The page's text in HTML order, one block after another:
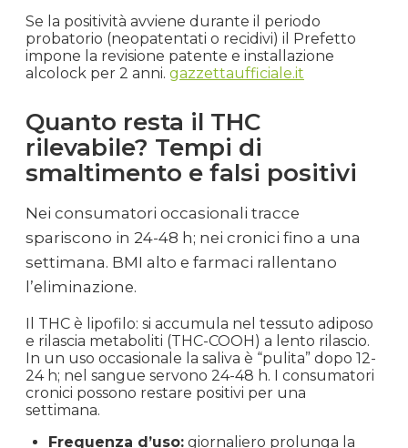
Se la positività avviene durante il periodo
probatorio (neopatentati o recidivi) il Prefetto
impone la revisione patente e installazione
alcolock per 2 anni. gazzettaufficiale.it
Quanto resta il THC
rilevabile? Tempi di
smaltimento e falsi positivi
Nei consumatori occasionali tracce
spariscono in 24-48 h; nei cronici fino a una
settimana. BMI alto e farmaci rallentano
l’eliminazione.
Il THC è lipofilo: si accumula nel tessuto adiposo
e rilascia metaboliti (THC-COOH) a lento rilascio.
In un uso occasionale la saliva è “pulita” dopo 12-
24 h; nel sangue servono 24-48 h. I consumatori
cronici possono restare positivi per una
settimana.
Frequenza d’uso: giornaliero prolunga la